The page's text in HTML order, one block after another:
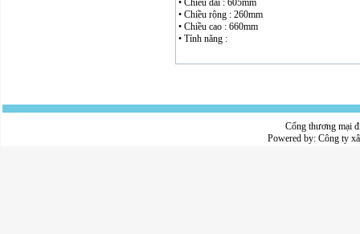
• Chiều dài : 605mm
• Chiều rộng : 260mm
• Chiều cao : 660mm
• Tính năng :
Cổng thương mại
Powered by: Công ty